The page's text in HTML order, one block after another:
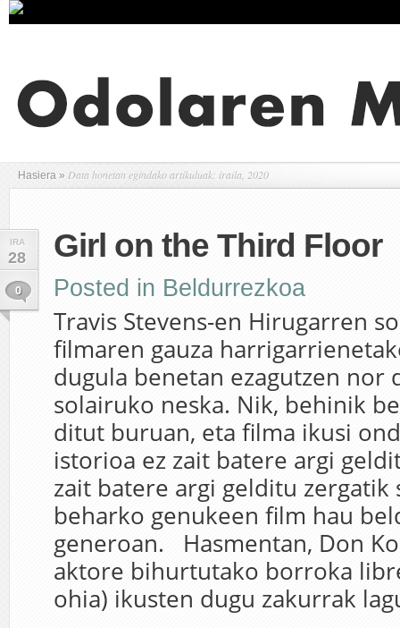
Hasiera » Data honetan egindako artikuluak: iraila, 2020
IRA
28
0
Girl on the Third Floor
Posted in Beldurrezkoa
Travis Stevens-en Hirugarren
filmaren gauza
dugula benetan ezagutzen nor
solairuko neska. Nik, behinik
ditut buruan, eta filma ikusi
istorioa ez zait batere argi
zait batere argi gelditu zergatik
beharko genukeen film hau
generoan. Hasmentan, Don
aktore bihurtutako borroka
ohia) ikusten dugu zakurrak